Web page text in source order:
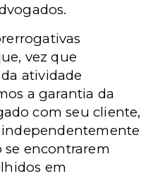
vez que
atividade
a garantia da
com seu cliente,
encontrarem
em